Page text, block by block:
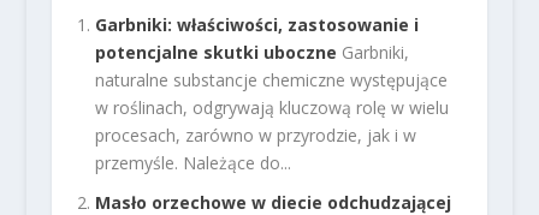
Garbniki: właściwości, zastosowanie i
potencjalne skutki uboczne Garbniki,
naturalne substancje chemiczne występujące
w roślinach, odgrywają kluczową rolę w wielu
procesach, zarówno w przyrodzie, jak i w
przemyśle. Należące do...
Masło orzechowe w diecie odchudzającej